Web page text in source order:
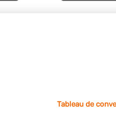
Tableau de